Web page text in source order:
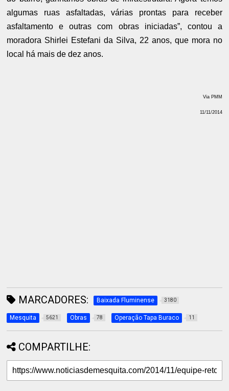
algumas ruas asfaltadas, várias prontas para receber
asfaltamento e outras com obras iniciadas”, contou a
moradora Shirlei Estefani da Silva, 22 anos, que mora no
local há mais de dez anos.
Via PMM
11/11/2014
MARCADORES: Baixada Fluminense 3180
Mesquita 5621 Obras 78 Operação Tapa Buraco 11
COMPARTILHE: